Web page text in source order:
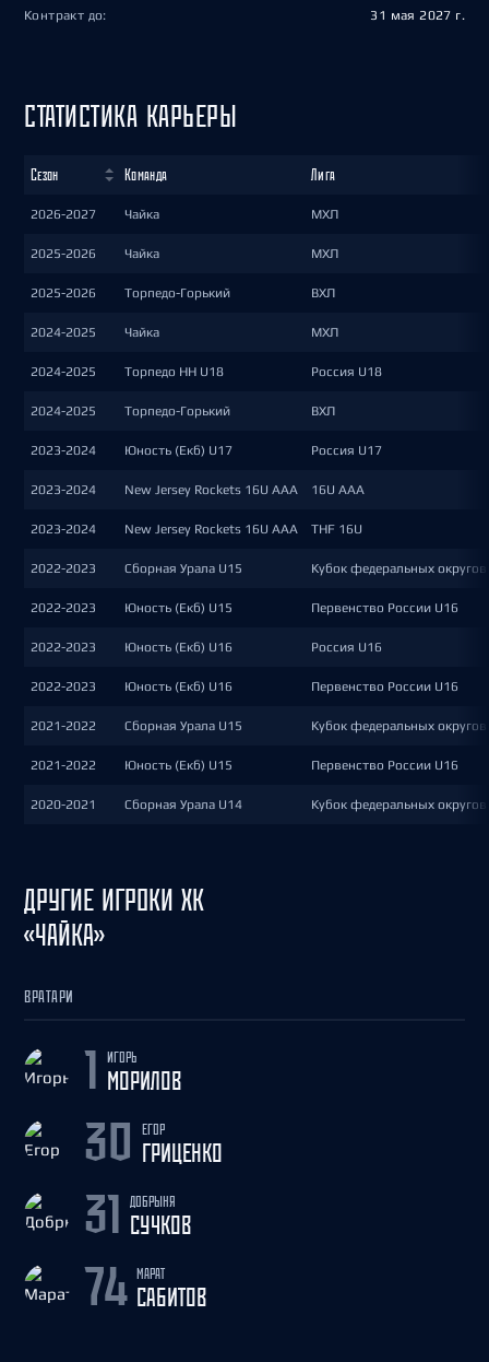
Контракт до: 31 мая 2027 г.
СТАТИСТИКА КАРЬЕРЫ
Сезон Команда Лига
2026-2027 Чайка МХЛ
2025-2026 Чайка МХЛ
2025-2026 Торпедо-Горький ВХЛ
2024-2025 Чайка МХЛ
2024-2025 Торпедо НН U18 Россия U18
2024-2025 Торпедо-Горький ВХЛ
2023-2024 Юность (Екб) U17 Россия U17
2023-2024 New Jersey Rockets 16U AAA 16U AAA
2023-2024 New Jersey Rockets 16U AAA THF 16U
2022-2023 Сборная Урала U15 Кубок федеральных
2022-2023 Юность (Екб) U15 Первенство России U16
2022-2023 Юность (Екб) U16 Россия U16
2022-2023 Юность (Екб) U16 Первенство России U16
2021-2022 Сборная Урала U15 Кубок федеральных
2021-2022 Юность (Екб) U15 Первенство России U16
2020-2021 Сборная Урала U14 Кубок федеральных
ДРУГИЕ ИГРОКИ ХК
«ЧАЙКА»
ВРАТАРИ
ИГОРЬ
МОРИЛОВ
30 ЕГОР
ГРИЦЕНКО
31 ДОБРЫНЯ
СУЧКОВ
74 МАРАТ
САБИТОВ